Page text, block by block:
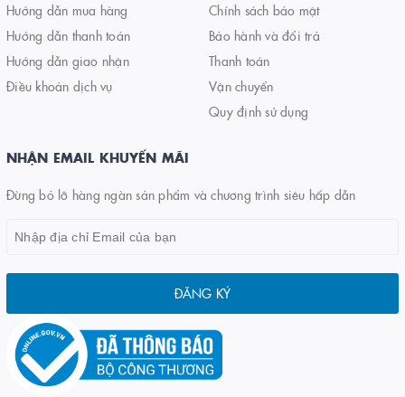
Hướng dẫn mua hàng
Hướng dẫn thanh toán
Hướng dẫn giao nhận
Điều khoản dịch vụ
Chính sách bảo mật
Bảo hành và đổi trả
Thanh toán
Vận chuyển
Quy định sử dụng
NHẬN EMAIL KHUYẾN MÃI
Đừng bỏ lỡ hàng ngàn sản phẩm và chương trình siêu hấp dẫn
ĐĂNG KÝ